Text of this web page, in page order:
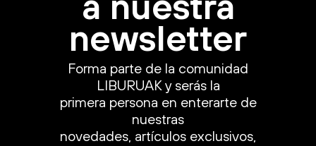
newsletter
Forma parte de la comunidad
LIBURUAK y serás la
primera persona en enterarte de
nuestras
novedades, artículos exclusivos,